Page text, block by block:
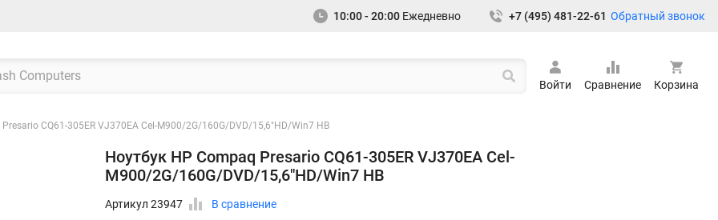
10:00 - 20:00 Ежедневно +7 (495) 481-22-61 Обратный звонок
Войти Сравнение Корзина
CQ61-305ER VJ370EA Cel-M900/2G/160G/DVD/15,6"HD/Win7 HB
Ноутбук HP Compaq Presario CQ61-305ER VJ370EA Cel-
M900/2G/160G/DVD/15,6"HD/Win7 HB
Артикул 23947 В сравнение